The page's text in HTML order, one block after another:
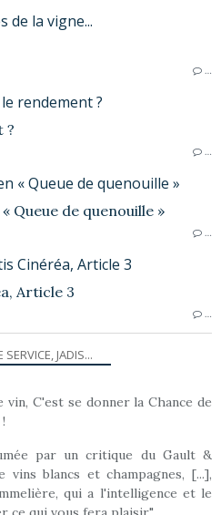
de la vigne...
le rendement ?
« Queue de quenouille »
Cinéréa, Article 3
JADIS...
C'est se donner la Chance de
par un critique du Gault &
blancs et champagnes, [...],
qui a l'intelligence et le